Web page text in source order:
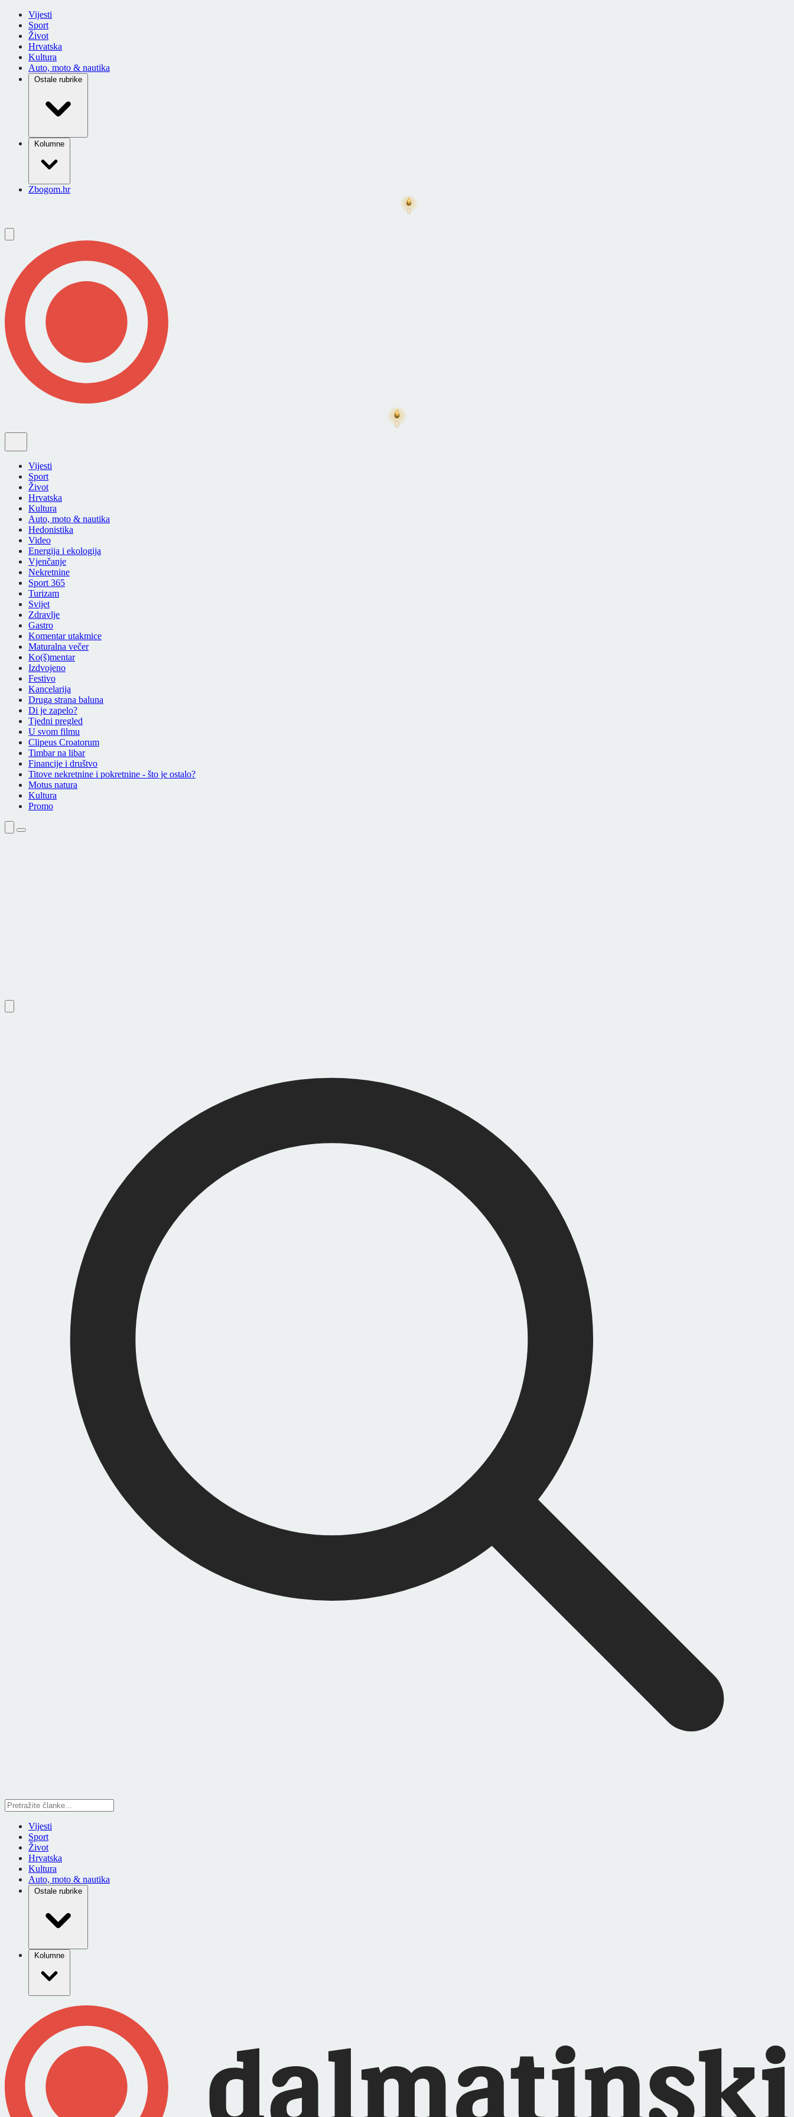
Vijesti
Sport
Život
Hrvatska
Kultura
Auto, moto & nautika
Ostale rubrike
Kolumne
Zbogom.hr
Vijesti
Sport
Život
Hrvatska
Kultura
Auto, moto & nautika
Hedonistika
Video
Energija i ekologija
Vjenčanje
Nekretnine
Sport 365
Turizam
Svijet
Zdravlje
Gastro
Komentar utakmice
Maturalna večer
Ko(š)mentar
Izdvojeno
Festivo
Kancelarija
Druga strana baluna
Di je zapelo?
Tjedni pregled
U svom filmu
Clipeus Croatorum
Timbar na libar
Financije i društvo
Titove nekretnine i pokretnine - što je ostalo?
Motus natura
Kultura
Promo
Vijesti
Sport
Život
Hrvatska
Kultura
Auto, moto & nautika
Ostale rubrike
Kolumne